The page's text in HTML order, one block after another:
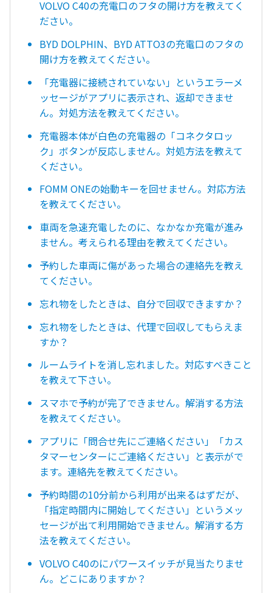
VOLVO C40の充電口のフタの開け方を教えてく
ださい。
BYD DOLPHIN、BYD ATTO3の充電口のフタの
開け方を教えてください。
「充電器に接続されていない」というエラーメ
ッセージがアプリに表示され、返却できませ
ん。対処方法を教えてください。
充電器本体が白色の充電器の「コネクタロッ
ク」ボタンが反応しません。対処方法を教えて
ください。
FOMM ONEの始動キーを回せません。対応方法
を教えてください。
車両を急速充電したのに、なかなか充電が進み
ません。考えられる理由を教えてください。
予約した車両に傷があった場合の連絡先を教え
てください。
忘れ物をしたときは、自分で回収できますか？
忘れ物をしたときは、代理で回収してもらえま
すか？
ルームライトを消し忘れました。対応すべきこと
を教えて下さい。
スマホで予約が完了できません。解消する方法
を教えてください。
アプリに「問合せ先にご連絡ください」「カス
タマーセンターにご連絡ください」と表示がで
ます。連絡先を教えてください。
予約時間の10分前から利用が出来るはずだが、
「指定時間内に開始してください」というメッ
セージが出て利用開始できません。解消する方
法を教えてください。
VOLVO C40のにパワースイッチが見当たりませ
ん。どこにありますか？